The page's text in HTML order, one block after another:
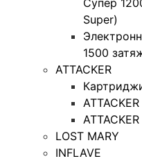
Super)
1500
ATTACKER
LOST MARY
INFLAVE